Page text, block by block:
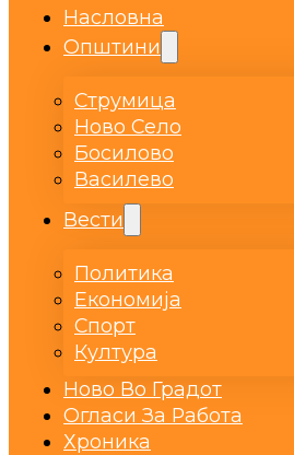
Насловна
Општини
Струмица
Ново Село
Босилово
Василево
Вести
Политика
Економија
Спорт
Култура
Ново Во Градот
Огласи За Работа
Хроника